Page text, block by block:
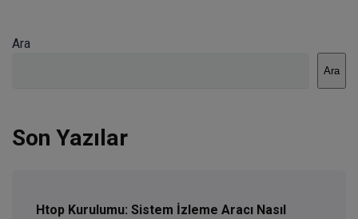
Ara
Ara
Son Yazılar
Htop Kurulumu: Sistem İzleme Aracı Nasıl